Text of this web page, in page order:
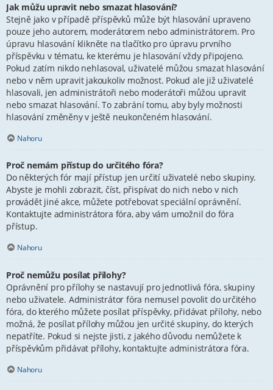
Jak můžu upravit nebo smazat hlasování?
Stejně jako v případě příspěvků může být hlasování upraveno
pouze jeho autorem, moderátorem nebo administrátorem. Pro
úpravu hlasování klikněte na tlačítko pro úpravu prvního
příspěvku v tématu, ke kterému je hlasování vždy připojeno.
Pokud zatím nikdo nehlasoval, uživatelé můžou smazat hlasování
nebo v něm upravit jakoukoliv možnost. Pokud ale již uživatelé
hlasovali, jen administrátoři nebo moderátoři můžou upravit
nebo smazat hlasování. To zabrání tomu, aby byly možnosti
hlasování změněny v ještě neukončeném hlasování.
Nahoru
Proč nemám přístup do určitého fóra?
Do některých fór mají přístup jen určití uživatelé nebo skupiny.
Abyste je mohli zobrazit, číst, přispívat do nich nebo v nich
provádět jiné akce, můžete potřebovat speciální oprávnění.
Kontaktujte administrátora fóra, aby vám umožnil do fóra
přístup.
Nahoru
Proč nemůžu posílat přílohy?
Oprávnění pro přílohy se nastavují pro jednotlivá fóra, skupiny
nebo uživatele. Administrátor fóra nemusel povolit do určitého
fóra, do kterého můžete posílat příspěvky, přidávat přílohy, nebo
možná, že posílat přílohy můžou jen určité skupiny, do kterých
nepatříte. Pokud si nejste jisti, z jakého důvodu nemůžete k
příspěvkům přidávat přílohy, kontaktujte administrátora fóra.
Nahoru